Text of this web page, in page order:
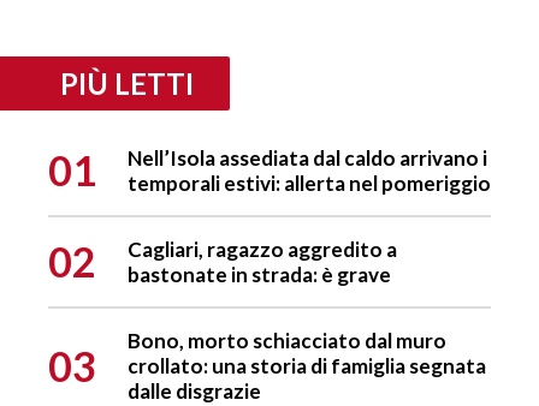
PIÙ LETTI
01
Nell’Isola assediata dal caldo arrivano i
temporali estivi: allerta nel pomeriggio
02
Cagliari, ragazzo aggredito a
bastonate in strada: è grave
03
Bono, morto schiacciato dal muro
crollato: una storia di famiglia segnata
dalle disgrazie